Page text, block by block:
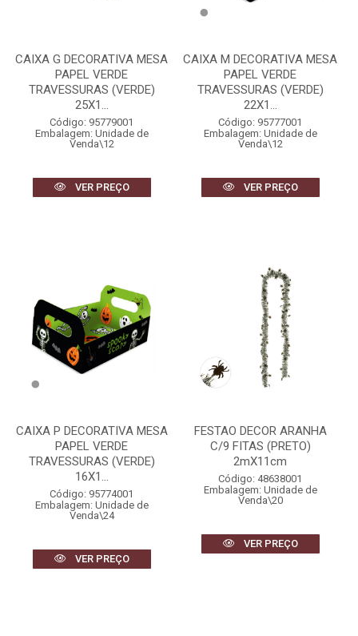
CAIXA G DECORATIVA MESA
PAPEL VERDE
TRAVESSURAS (VERDE)
25X1...
Código: 95779001
Embalagem: Unidade de
Venda\12
VER PREÇO
CAIXA M DECORATIVA MESA
PAPEL VERDE
TRAVESSURAS (VERDE)
22X1...
Código: 95777001
Embalagem: Unidade de
Venda\12
VER PREÇO
CAIXA P DECORATIVA MESA
PAPEL VERDE
TRAVESSURAS (VERDE)
16X1...
Código: 95774001
Embalagem: Unidade de
Venda\24
VER PREÇO
FESTAO DECOR ARANHA
C/9 FITAS (PRETO)
2mX11cm
Código: 48638001
Embalagem: Unidade de
Venda\20
VER PREÇO